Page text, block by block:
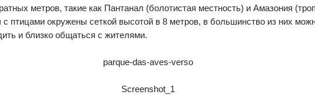
метров, такие как Пантанал (болотистая местность) и Амазония
птицами окружены сеткой высотой в 8 метров, в большинство из них
и близко общаться с жителями.